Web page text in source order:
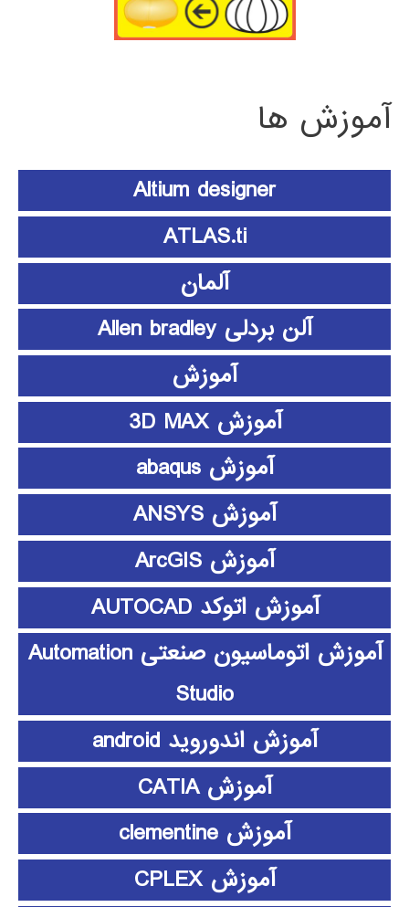
آموزش ها
Altium designer
ATLAS.ti
آلمان
آلن بردلی Allen bradley
آموزش
آموزش 3D MAX
آموزش abaqus
آموزش ANSYS
آموزش ArcGIS
آموزش اتوکد AUTOCAD
آموزش اتوماسیون صنعتی Automation
Studio
آموزش اندوروید android
آموزش CATIA
آموزش clementine
آموزش CPLEX